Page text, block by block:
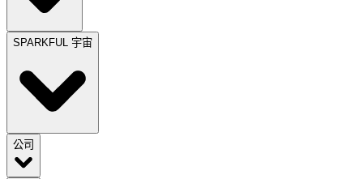
SPARKFUL 宇宙
公司